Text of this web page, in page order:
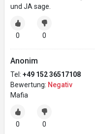
und JA sage.
0 0
Anonim
Tel: +49 152 36517108
Bewertung: Negativ
Mafia
0 0